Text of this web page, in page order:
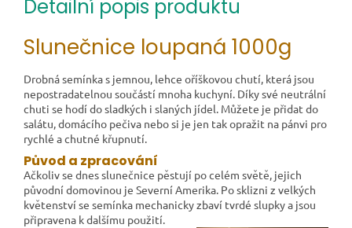
Detailní popis produktu
Slunečnice loupaná 1000g
Drobná semínka s jemnou, lehce oříškovou chutí, která jsou
nepostradatelnou součástí mnoha kuchyní. Díky své neutrální
chuti se hodí do sladkých i slaných jídel. Můžete je přidat do
salátu, domácího pečiva nebo si je jen tak opražit na pánvi pro
rychlé a chutné křupnutí.
Původ a zpracování
Ačkoliv se dnes slunečnice pěstují po celém světě, jejich
původní domovinou je Severní Amerika. Po sklizni z velkých
květenství se semínka mechanicky zbaví tvrdé slupky a jsou
připravena k dalšímu použití.